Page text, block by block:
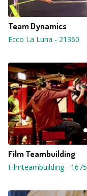
Team Dynamics
Ecco La Luna - 21360
Film Teambuilding
Filmteambuilding-